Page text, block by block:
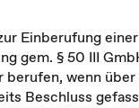
Einberufung einer
gem. § 50 III
berufen, wenn
Beschluss